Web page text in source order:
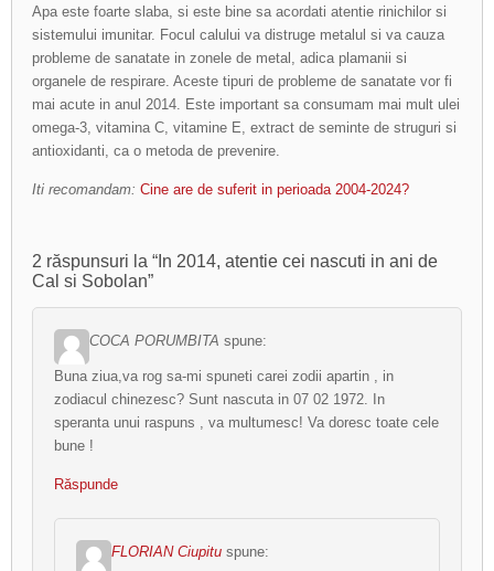
Apa este foarte slaba, si este bine sa acordati atentie rinichilor si
sistemului imunitar. Focul calului va distruge metalul si va cauza
probleme de sanatate in zonele de metal, adica plamanii si
organele de respirare. Aceste tipuri de probleme de sanatate vor fi
mai acute in anul 2014. Este important sa consumam mai mult ulei
omega-3, vitamina C, vitamine E, extract de seminte de struguri si
antioxidanti, ca o metoda de prevenire.
Iti recomandam: Cine are de suferit in perioada 2004-2024?
2 răspunsuri la “In 2014, atentie cei nascuti in ani de
Cal si Sobolan”
COCA PORUMBITA spune:
Buna ziua,va rog sa-mi spuneti carei zodii apartin , in
zodiacul chinezesc? Sunt nascuta in 07 02 1972. In
speranta unui raspuns , va multumesc! Va doresc toate cele
bune !
Răspunde
FLORIAN Ciupitu spune: